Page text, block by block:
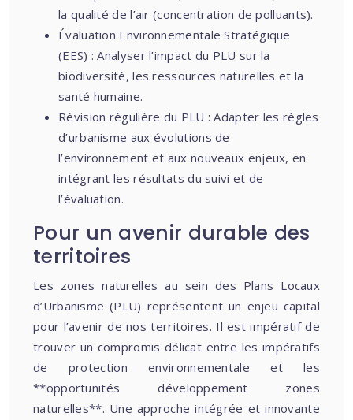
la qualité de l’air (concentration de polluants).
Évaluation Environnementale Stratégique
(EES) : Analyser l’impact du PLU sur la
biodiversité, les ressources naturelles et la
santé humaine.
Révision régulière du PLU : Adapter les règles
d’urbanisme aux évolutions de
l’environnement et aux nouveaux enjeux, en
intégrant les résultats du suivi et de
l’évaluation.
Pour un avenir durable des
territoires
Les zones naturelles au sein des Plans Locaux
d’Urbanisme (PLU) représentent un enjeu capital
pour l’avenir de nos territoires. Il est impératif de
trouver un compromis délicat entre les impératifs
de protection environnementale et les
**opportunités développement zones
naturelles**. Une approche intégrée et innovante